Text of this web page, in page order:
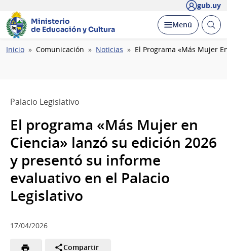
gub.uy
Ministerio
de Educación y Cultura
Desplegar
Menú Abrir
Ruta
Inicio Comunicación Noticias El Programa «Más Mujer
Palacio Legislativo
El programa «Más Mujer en
Ciencia» lanzó su edición 2026
y presentó su informe
evaluativo en el Palacio
Legislativo
17/04/2026
Compartir